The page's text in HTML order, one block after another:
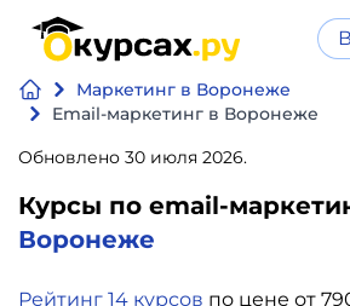
Маркетинг в Воронеже
Email-маркетинг в Воронеже
Обновлено 30 июля 2026.
Курсы по email-
Воронеже
Рейтинг 14 курсов по цене от
Нейросеть
и ИИ
Бизнес
Нейросеть
интеллекту